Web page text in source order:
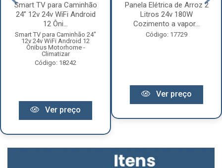
Smart TV para Caminhão
24” 12v 24v WiFi Android
12 Ôni...
Smart TV para Caminhão 24"
12v 24v WiFi Android 12
Ônibus Motorhome -
Climatizar
Código: 18242
Ver preço
Panela Elétrica de Arroz 2
Litros 24v 180W
Cozimento a vapor...
Código: 17729
Ver preço